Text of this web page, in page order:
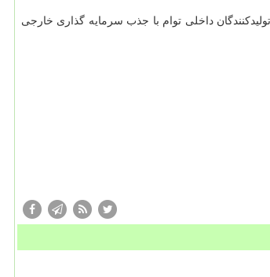
داخلی توام با جذب سرمایه گذاری خارجی